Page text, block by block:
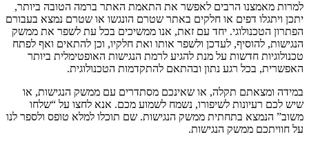
למרות מאמצנו הרבים לאפשר את התאמת האתר ברמה הטובה ביותר,
יתכן ויתגלו דפים או חלקים באתר שטרם הונגשו או שטרם נמצא בעבורם
הפתרון הטכנולוגי. יחד עם זאת, אנו ממשיכים בכל עת לשפר את ממשק
הנגישות, להוסיף, לעדכן ולשפר אותו ואת חלקיו, וכן להתאים ואף לפתח
טכנולוגיות חדשות על מנת להגיע לרמת הנגישות האופטימלית ביותר
האפשרית, בכל רגע נתון ובהתאם להתקדמות הטכנולוגית.
במידה ומצאתם תקלה, או שאינכם מסתדרים עם ממשק הנגישות, או
שיש לכם רעיונות לשיפורו, נשמח לשמוע מכם. אנא לחצו על “שלחו
משוב” הנמצא בתחתית ממשק הנגישות. שם תוכלו למלא טופס ולספר לנו
על חוויתכם ממשק הנגישות.